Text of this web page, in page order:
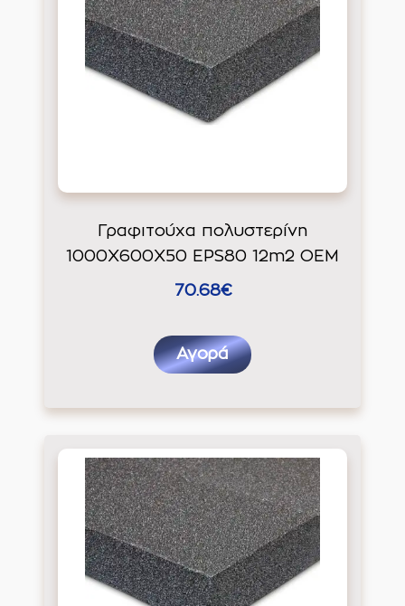
Γραφιτούχα πολυστερίνη
1000Χ600Χ50 EPS80 12m2 ΟΕΜ
70.68€
Αγορά